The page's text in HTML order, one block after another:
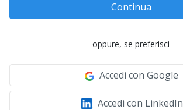
Continua
oppure, se preferisci
Accedi con Google
Accedi con LinkedIn